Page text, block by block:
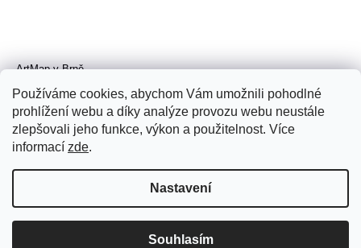
Používáme cookies, abychom Vám umožnili pohodlné
prohlížení webu a díky analýze provozu webu neustále
zlepšovali jeho funkce, výkon a použitelnost. Více
informací zde.
Nastavení
Souhlasím
ArtMap v Brně
Radnická 4, Brno
úterý–pátek 11–19 h
sobota 14–19 h
+420 702 152 298